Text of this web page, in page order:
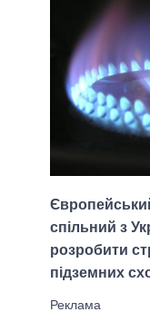
спільний з
розробити
підземних